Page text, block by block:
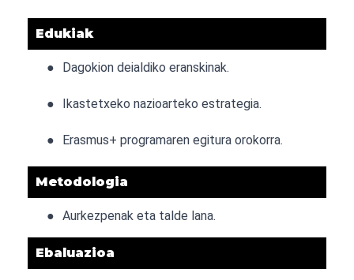
Edukiak
● Dagokion deialdiko eranskinak.
● Ikastetxeko nazioarteko estrategia.
● Erasmus+ programaren egitura orokorra.
Metodologia
● Aurkezpenak eta talde lana.
Ebaluazioa